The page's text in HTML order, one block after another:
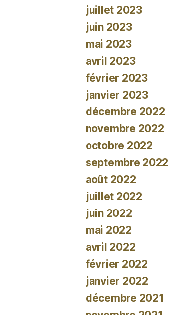
juillet 2023
juin 2023
mai 2023
avril 2023
février 2023
janvier 2023
décembre 2022
novembre 2022
octobre 2022
septembre 2022
août 2022
juillet 2022
juin 2022
mai 2022
avril 2022
février 2022
janvier 2022
décembre 2021